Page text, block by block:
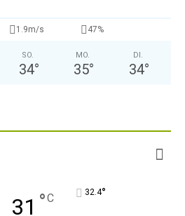
1.9m/s 47%
SO.
34°
MO.
35°
DI.
34°
31 °C 32.4°